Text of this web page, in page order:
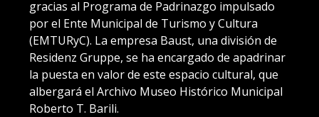
gracias al Programa de Padrinazgo impulsado
por el Ente Municipal de Turismo y Cultura
(EMTURyC). La empresa Baust, una división de
Residenz Gruppe, se ha encargado de apadrinar
la puesta en valor de este espacio cultural, que
albergará el Archivo Museo Histórico Municipal
Roberto T. Barili.